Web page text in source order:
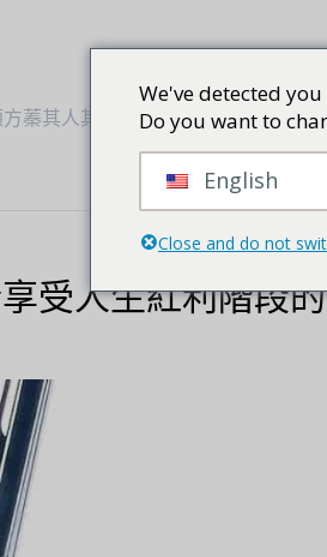
蓁其人其事 書評 視頻
受人生紅利階段
We've detected
Do you want to
English
Close and do not